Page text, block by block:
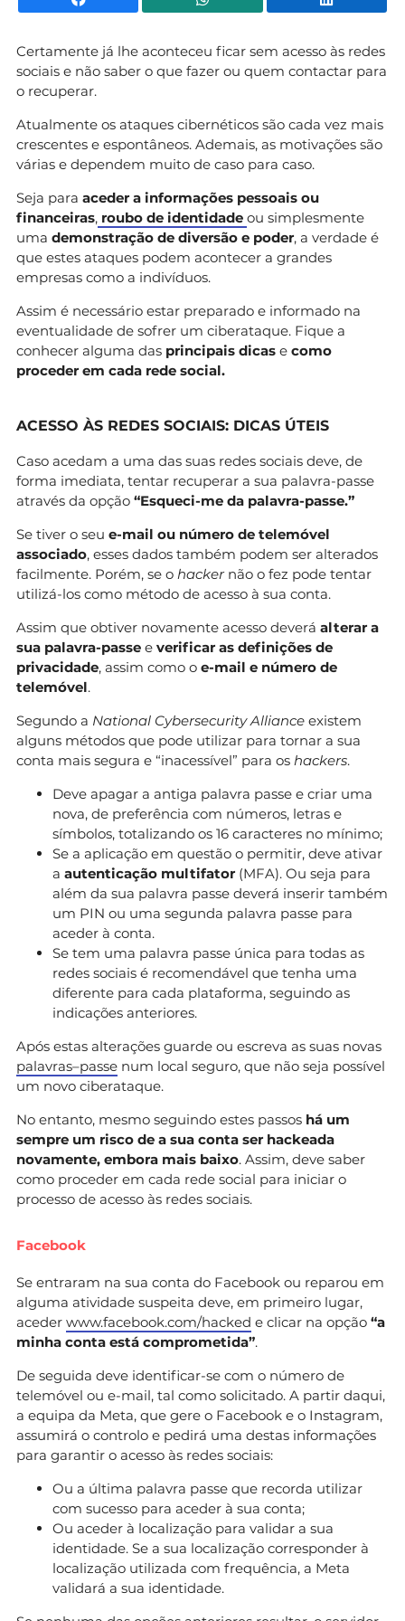
Certamente já lhe aconteceu ficar sem acesso às redes
sociais e não saber o que fazer ou quem contactar para
o recuperar.
Atualmente os ataques cibernéticos são cada vez mais
crescentes e espontâneos. Ademais, as motivações são
várias e dependem muito de caso para caso.
Seja para aceder a informações pessoais ou
financeiras, roubo de identidade ou simplesmente
uma demonstração de diversão e poder, a verdade é
que estes ataques podem acontecer a grandes
empresas como a indivíduos.
Assim é necessário estar preparado e informado na
eventualidade de sofrer um ciberataque. Fique a
conhecer alguma das principais dicas e como
proceder em cada rede social.
ACESSO ÀS REDES SOCIAIS: DICAS ÚTEIS
Caso acedam a uma das suas redes sociais deve, de
forma imediata, tentar recuperar a sua palavra-passe
através da opção “Esqueci-me da palavra-passe.”
Se tiver o seu e-mail ou número de telemóvel
associado, esses dados também podem ser alterados
facilmente. Porém, se o hackernão o fez pode tentar
utilizá-los como método de acesso à sua conta.
Assim que obtiver novamente acesso deverá alterar a
sua palavra-passe e verificar as definições de
privacidade, assim como o e-mail e número de
telemóvel.
Segundo a National Cybersecurity Alliance existem
alguns métodos que pode utilizar para tornar a sua
conta mais segura e “inacessível” para os hackers.
Deve apagar a antiga palavra passe e criar uma
nova, de preferência com números, letras e
símbolos, totalizando os 16 caracteres no mínimo;
Se a aplicação em questão o permitir, deve ativar
a autenticação multifator (MFA). Ou seja para
além da sua palavra passe deverá inserir também
um PIN ou uma segunda palavra passe para
aceder à conta.
Se tem uma palavra passe única para todas as
redes sociais é recomendável que tenha uma
diferente para cada plataforma, seguindo as
indicações anteriores.
Após estas alterações guarde ou escreva as suas novas
palavras–passe num local seguro, que não seja possível
um novo ciberataque.
No entanto, mesmo seguindo estes passos há um
sempre um risco de a sua conta ser hackeada
novamente, embora mais baixo. Assim, deve saber
como proceder em cada rede social para iniciar o
processo de acesso às redes sociais.
Facebook
Se entraram na sua conta do Facebook ou reparou em
alguma atividade suspeita deve, em primeiro lugar,
aceder www.facebook.com/hacked e clicar na opção “a
minha conta está comprometida”.
De seguida deve identificar-se com o número de
telemóvel ou e-mail, tal como solicitado. A partir daqui,
a equipa da Meta, que gere o Facebook e o Instagram,
assumirá o controlo e pedirá uma destas informações
para garantir o acesso às redes sociais:
Ou a última palavra passe que recorda utilizar
com sucesso para aceder à sua conta;
Ou aceder à localização para validar a sua
identidade. Se a sua localização corresponder à
localização utilizada com frequência, a Meta
validará a sua identidade.